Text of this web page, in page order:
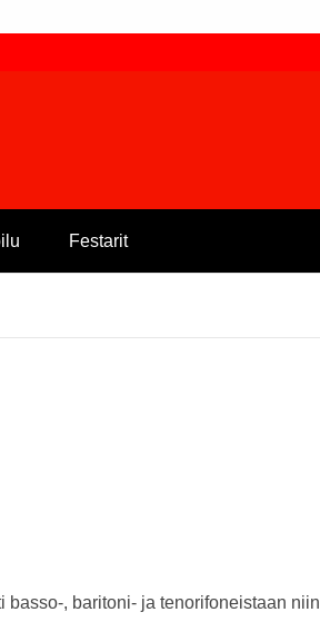
Festarit
, baritoni- ja tenorifoneistaan niin